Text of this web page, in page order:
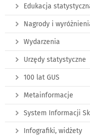
Edukacja
Nagrody i
Wydarzenia
Urzędy statystyczne
100 lat GUS
Metainformacje
System Informacji
Infografiki, widżety